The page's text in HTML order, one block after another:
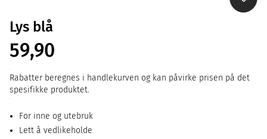
Lys blå
59,90
Rabatter beregnes i handlekurven og kan påvirke prisen på det
spesifikke produktet.
For inne og utebruk
Lett å vedlikeholde